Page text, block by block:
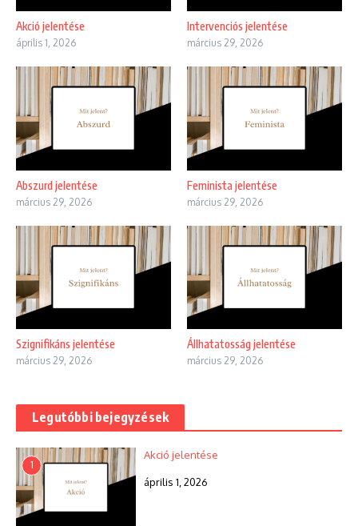
Akció jelentése
április 1, 2026
Intervenciós jelentése
március 29, 2026
Abszurd jelentése
március 29, 2026
Feminista jelentése
március 29, 2026
Szignifikáns jelentése
március 29, 2026
Állhatatosság jelentése
március 29, 2026
Legutóbbi bejegyzések
1
Akció jelentése
április 1, 2026